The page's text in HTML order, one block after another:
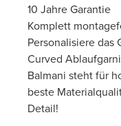
10 Jahre Garantie
Komplett
Personalisiere das
Curved
Balmani steht für
beste
Detail!